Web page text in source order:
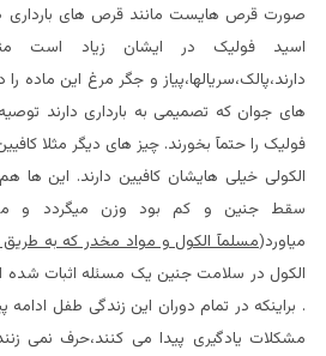
صورت قرص هایست مانند قرص های
اسید فولیک در ایشان زیاد است
دارند،پالک،سریالها،پیاز و جگر مرغ این ماده
های جوان که تصمیمی به بارداری دارند
فولیک را حتمآ بخورند. چیز های دیگر مثلا
الکولی خیلی هایشان کافیین دارند. این ها
سقط جنین و کم بود وزن میگردد و
میاورد(مسلمآ الکول و مواد مخدر که به
الکول در سلامت جنین یک مسئله اثبات شده
. براینکه در تمام دوران این زندگی طفل ادامه
مشکلات یادگیری پیدا می کنند،حرف نمی زنند